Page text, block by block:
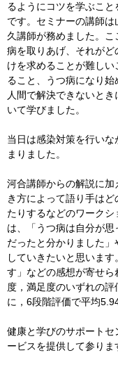
るようにコツを学ぶこ
です。セミナーの講師
久講師が務めました。
病を取りあげ、それが
けを求めることが難し
ること、うつ病になり
人間で解決できないと
いて学びました。
当日は感染対策を行い
まりました。
河合講師からの解説に
き方によって語り手は
たりするなどのワーク
は、「うつ病は自分が
だったと分かりました
していきたいと思いま
す」などの感想が寄せ
度，満足度のいずれの
に，6段階評価で平均
健康と学びのサポート
ービスを提供して参りま